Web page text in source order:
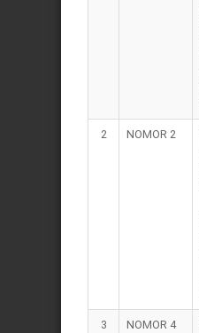
2 NOMOR 2
3 NOMOR 4